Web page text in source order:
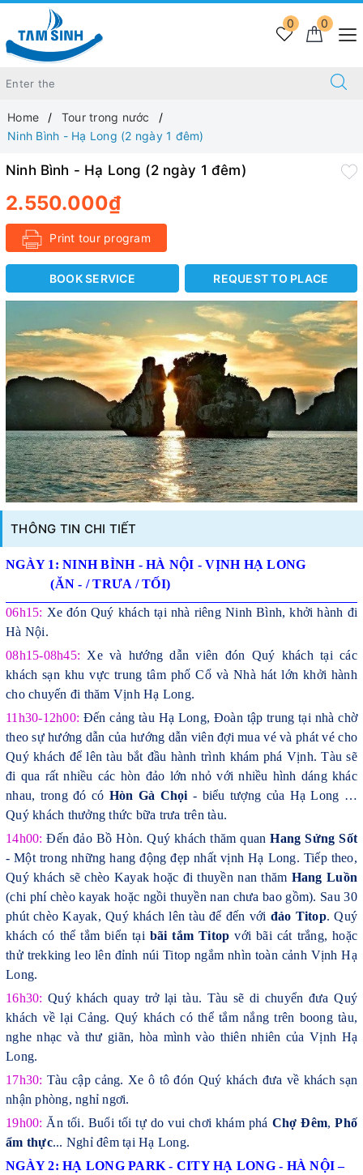
0
0
Home
Tour trong nước
Ninh Bình - Hạ Long (2 ngày 1 đêm)
THÔNG TIN CHI TIẾT
NGÀY 1: NINH BÌNH -HÀ NỘI - VỊNH HẠ LONG
(ĂN - / TRƯA / TỐI)
06h15: Xe đón Quý khách tại nhà riêng Ninh Bình, khởi hành đi
Hà Nội.
08h15-08h45: Xe và hướng dẫn viên đón Quý khách tại các
khách sạn khu vực trung tâm phố Cổ và Nhà hát lớn khởi hành
cho chuyến đi thăm Vịnh Hạ Long.
11h30-12h00: Đến cảng tàu Hạ Long, Đoàn tập trung tại nhà chờ
theo sự hướng dẫn của hướng dẫn viên đợi mua vé và phát vé cho
Quý khách để lên tàu bắt đầu hành trình khám phá Vịnh. Tàu sẽ
đi qua rất nhiều các hòn đảo lớn nhỏ với nhiều hình dáng khác
nhau, trong đó có Hòn Gà Chọi - biểu tượng của Hạ Long …
Quý khách thưởng thức bữa trưa trên tàu.
14h00: Đến đảo Bồ Hòn. Quý khách thăm quanHang Sửng Sốt
- Một trong những hang động đẹp nhất vịnh Hạ Long. Tiếp theo,
Quý khách sẽ chèo Kayak hoặc đi thuyền nan thăm Hang Luồn
(chi phí chèo kayak hoặc ngồi thuyền nan chưa bao gồm). Sau 30
phút chèo Kayak, Quý khách lên tàu để đến với đảo Titop. Quý
khách có thể tắm biển tại bãi tắm Titop với bãi cát trắng, hoặc
thử trekking leo lên đỉnh núi Titop ngắm nhìn toàn cảnh Vịnh Hạ
Long.
16h30: Quý khách quay trở lại tàu. Tàu sẽ di chuyển đưa Quý
khách về lại Cảng. Quý khách có thể tắm nắng trên boong tàu,
nghe nhạc và thư giãn, hòa mình vào thiên nhiên của Vịnh Hạ
Long.
17h30: Tàu cập cảng. Xe ô tô đón Quý khách đưa về khách sạn
nhận phòng, nghỉ ngơi.
19h00: Ăn tối. Buổi tối tự do vui chơi khám phá Chợ Đêm,Phố
ẩm thực... Nghỉ đêm tại Hạ Long.
NGÀY 2: HẠ LONG PARK - CITY HẠ LONG - HÀ NỘI–
Ninh Bình - Hạ Long (2 ngày 1 đêm)
2.550.000₫
Print tour program
BOOK SERVICE REQUEST TO PLACE